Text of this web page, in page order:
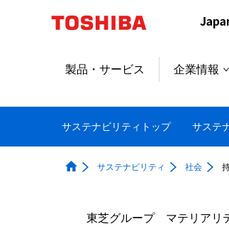
ャ
プ
製品・サービス 企業情報
サステナビリティトップ サステ
サステナビリティ 社会
東芝グループ マテリアリ